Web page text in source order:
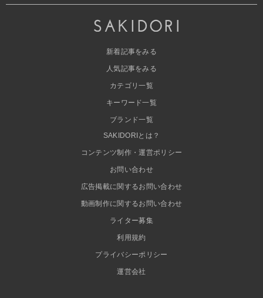
新着記事をみる
人気記事をみる
カテゴリ一覧
キーワード一覧
ブランド一覧
SAKIDORIとは？
コンテンツ制作・運営ポリシー
お問い合わせ
広告掲載に関するお問い合わせ
動画制作に関するお問い合わせ
ライター募集
利用規約
プライバシーポリシー
運営会社